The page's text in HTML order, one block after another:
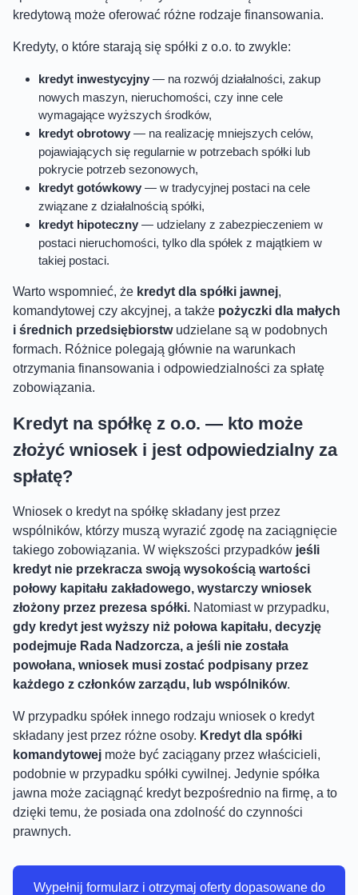
kredytową może oferować różne rodzaje finansowania.
Kredyty, o które starają się spółki z o.o. to zwykle:
kredyt inwestycyjny — na rozwój działalności, zakup
nowych maszyn, nieruchomości, czy inne cele
wymagające wyższych środków,
kredyt obrotowy — na realizację mniejszych celów,
pojawiających się regularnie w potrzebach spółki lub
pokrycie potrzeb sezonowych,
kredyt gotówkowy — w tradycyjnej postaci na cele
związane z działalnością spółki,
kredyt hipoteczny — udzielany z zabezpieczeniem w
postaci nieruchomości, tylko dla spółek z majątkiem w
takiej postaci.
Warto wspomnieć, że kredyt dla spółki jawnej,
komandytowej czy akcyjnej, a także pożyczki dla małych
i średnich przedsiębiorstwudzielane są w podobnych
formach. Różnice polegają głównie na warunkach
otrzymania finansowania i odpowiedzialności za spłatę
zobowiązania.
Kredyt na spółkę z o.o. — kto może
złożyć wniosek i jest odpowiedzialny za
spłatę?
Wniosek o kredyt na spółkę składany jest przez
wspólników, którzy muszą wyrazić zgodę na zaciągnięcie
takiego zobowiązania. W większości przypadków jeśli
kredyt nie przekracza swoją wysokością wartości
połowy kapitału zakładowego, wystarczy wniosek
złożony przez prezesa spółki. Natomiast w przypadku,
gdy kredyt jest wyższy niż połowa kapitału, decyzję
podejmuje Rada Nadzorcza, a jeśli nie została
powołana, wniosek musi zostać podpisany przez
każdego z członków zarządu, lub wspólników.
W przypadku spółek innego rodzaju wniosek o kredyt
składany jest przez różne osoby. Kredyt dla spółki
komandytowej może być zaciągany przez właścicieli,
podobnie w przypadku spółki cywilnej. Jedynie spółka
jawna może zaciągnąć kredyt bezpośrednio na firmę, a to
dzięki temu, że posiada ona zdolność do czynności
prawnych.
Wypełnij formularz i otrzymaj oferty dopasowane do